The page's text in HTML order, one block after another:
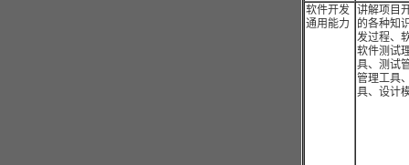
软件开发
通用能力
讲解项目
的各种知
发过程、
软件测试
具、测试
管理工具
具、设计